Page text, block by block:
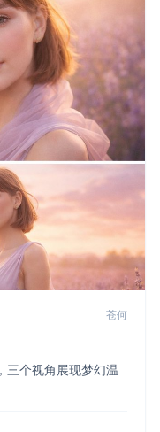
苍何
三个视角展现梦幻温